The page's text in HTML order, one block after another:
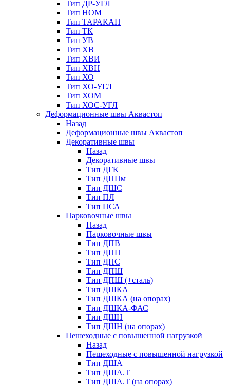
Тип ДР-УГЛ
Тип НОМ
Тип ТАРАКАН
Тип ТК
Тип УВ
Тип ХВ
Тип ХВИ
Тип ХВН
Тип ХО
Тип ХО-УГЛ
Тип ХОМ
Тип ХОС-УГЛ
Деформационные швы Аквастоп
Назад
Деформационные швы Аквастоп
Декоративные швы
Назад
Декоративные швы
Тип ДГК
Тип ДППм
Тип ДШС
Тип ПЛ
Тип ПСА
Парковочные швы
Назад
Парковочные швы
Тип ДПВ
Тип ДПП
Тип ДПС
Тип ДПШ
Тип ДПШ (+сталь)
Тип ДШКА
Тип ДШКА (на опорах)
Тип ДШКА-ФАС
Тип ДШН
Тип ДШН (на опорах)
Пешеходные с повышенной нагрузкой
Назад
Пешеходные с повышенной нагрузкой
Тип ДША
Тип ДША.Т
Тип ДША.Т (на опорах)